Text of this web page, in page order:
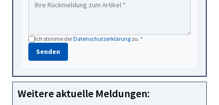
Ich stimme derDatenschutzerklärung zu. *
Senden
Weitere aktuelle Meldungen: